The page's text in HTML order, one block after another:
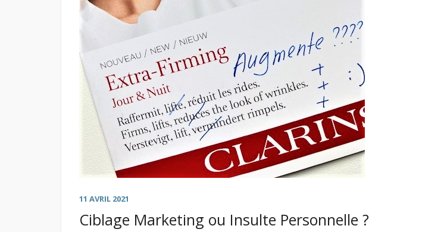
11 AVRIL 2021
Ciblage Marketing ou Insulte Personnelle ?